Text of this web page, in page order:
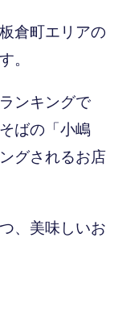
倉町エリアの
。
ンキングで
ばの「小嶋
グされるお店
、美味しいお